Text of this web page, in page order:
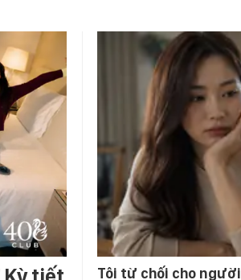
Tôi từ chối cho người